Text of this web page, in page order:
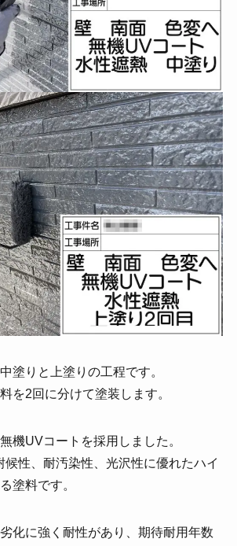
塗りと上塗りの工程です。
を2回に分けて塗装します。
機UVコートを採用しました。
性、耐汚染性、光沢性に優れたハイ
塗料です。
化に強く耐性があり、期待耐用年数